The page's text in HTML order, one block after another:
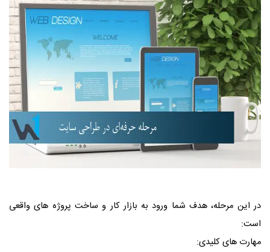
در این مرحله، هدف شما ورود به بازار کار و ساخت پروژه‌ های واقعی
است:
مهارت‌ های کلیدی: